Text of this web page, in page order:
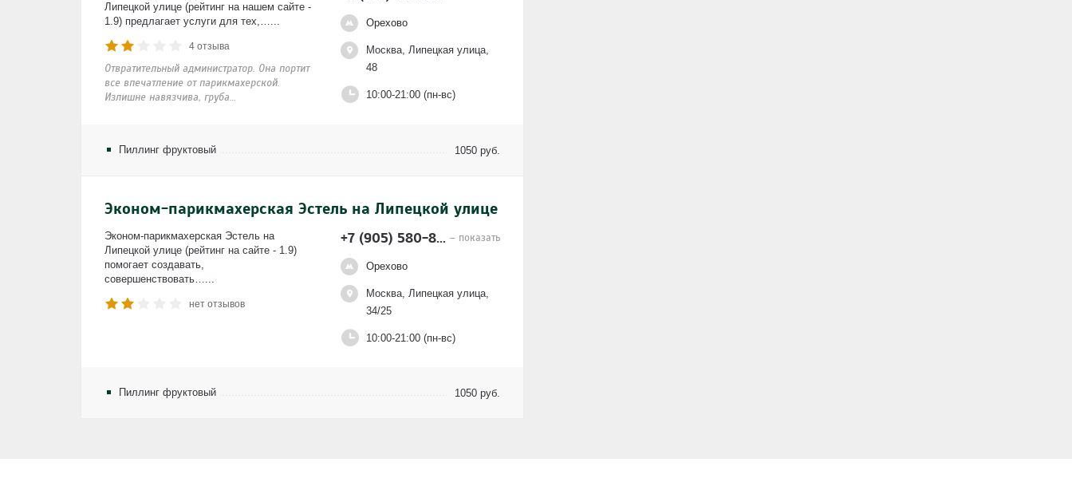
Липецкой улице (рейтинг на нашем сайте -
1.9) предлагает услуги для тех,…
4 отзыва
Отвратительный администратор. Она портит
все впечатление от парикмахерской.
Излишне навязчива, груба…
Орехово
Москва, Липецкая улица,
48
10:00-21:00 (пн-вс)
Пиллинг фруктовый 1050 руб.
Эконом-парикмахерская Эстель на Липецкой улице
Эконом-парикмахерская Эстель на
Липецкой улице (рейтинг на сайте - 1.9)
помогает создавать,
совершенствовать…
нет отзывов
+7 (905) 580-8... – показать
Орехово
Москва, Липецкая улица,
34/25
10:00-21:00 (пн-вс)
Пиллинг фруктовый 1050 руб.